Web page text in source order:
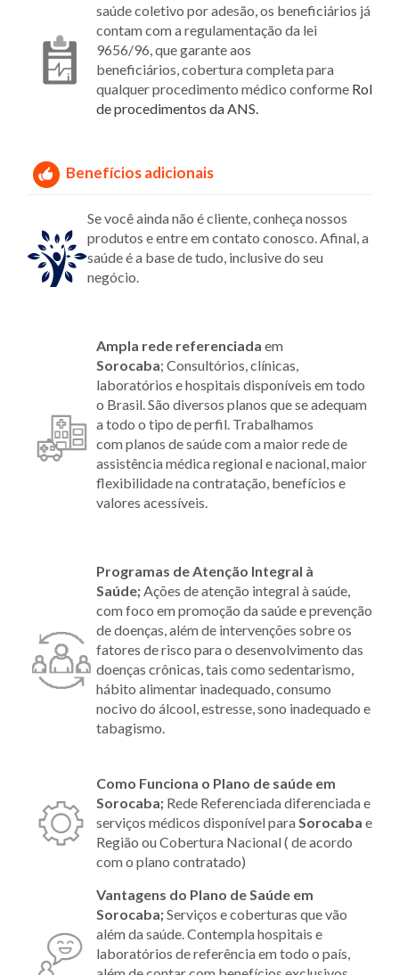
saúde coletivo por adesão, os beneficiários já
contam com a regulamentação da lei
9656/96, que garante aos
beneficiários, cobertura completa para
qualquer procedimento médico conforme Rol
de procedimentos da ANS.
Benefícios adicionais
Se você ainda não é cliente, conheça nossos
produtos e entre em contato conosco. Afinal, a
saúde é a base de tudo, inclusive do seu
negócio.
Ampla rede referenciada em
Sorocaba; Consultórios, clínicas,
laboratórios e hospitais disponíveis em todo
o Brasil. São diversos planos que se adequam
a todo o tipo de perfil. Trabalhamos
com planos de saúde com a maior rede de
assistência médica regional e nacional, maior
flexibilidade na contratação, benefícios e
valores acessíveis.
Programas de Atenção Integral à
Saúde;Ações de atenção integral à saúde,
com foco em promoção da saúde e prevenção
de doenças, além de intervenções sobre os
fatores de risco para o desenvolvimento das
doenças crônicas, tais como sedentarismo,
hábito alimentar inadequado, consumo
nocivo do álcool, estresse, sono inadequado e
tabagismo.
Como Funciona o Plano de saúde em
Sorocaba; Rede Referenciada diferenciada e
serviços médicos disponível paraSorocaba e
Região ou Cobertura Nacional ( de acordo
com o plano contratado)
Vantagens do Plano de Saúde em
Sorocaba;Serviços e coberturas que vão
além da saúde. Contempla hospitais e
laboratórios de referência em todo o país,